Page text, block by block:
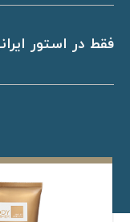
فقط در استور